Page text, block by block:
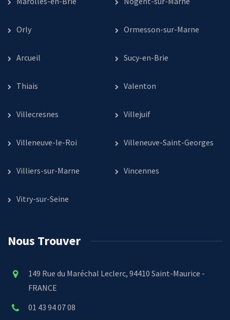
Orly Ormesson-sur-Marne
Arcueil Sucy-en-Brie
Thiais Valenton
Villecresnes Villejuif
Villeneuve-le-Roi Villeneuve-Saint-Georges
Villiers-sur-Marne Vincennes
Vitry-sur-Seine
Nous Trouver
149 Rue du Maréchal Leclerc, 94410 Saint-Maurice -
FRANCE
01 43 94 07 08